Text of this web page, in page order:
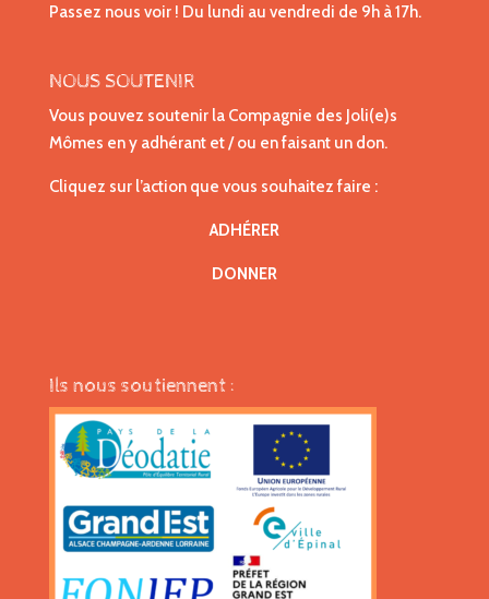
Passez nous voir ! Du lundi au vendredi de 9h à 17h.
NOUS SOUTENIR
Vous pouvez soutenir la Compagnie des Joli(e)s
Mômes en y adhérant et / ou en faisant un don.
Cliquez sur l’action que vous souhaitez faire :
ADHÉRER
DONNER
Ils nous soutiennent :